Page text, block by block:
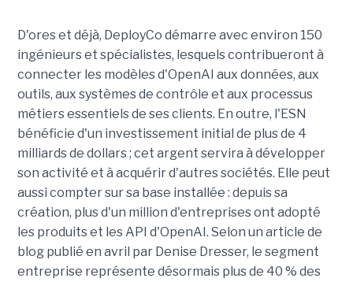
D'ores et déjà, DeployCo démarre avec environ 150
ingénieurs et spécialistes, lesquels contribueront à
connecter les modèles d'OpenAI aux données, aux
outils, aux systèmes de contrôle et aux processus
métiers essentiels de ses clients. En outre, l'ESN
bénéficie d'un investissement initial de plus de 4
milliards de dollars ; cet argent servira à développer
son activité et à acquérir d'autres sociétés. Elle peut
aussi compter sur sa base installée : depuis sa
création, plus d'un million d'entreprises ont adopté
les produits et les API d'OpenAI. Selon un article de
blog publié en avril par Denise Dresser, le segment
entreprise représente désormais plus de 40 % des